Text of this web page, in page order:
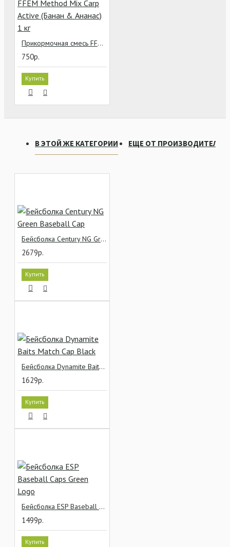
Прикормочная смесь FFEM Method Mix Carp Active (Банан & Ананас) 1 кг
750р.
Купить
В ЭТОЙ ЖЕ КАТЕГОРИИ ЕЩЕ ОТ ПРОИЗВОДИТЕЛЯ
Бейсболка Century NG Green Baseball Cap
2679р.
Купить
Бейсболка Dynamite Baits Match Cap Black
1629р.
Купить
Бейсболка ESP Baseball Caps Green Logo
1499р.
Купить